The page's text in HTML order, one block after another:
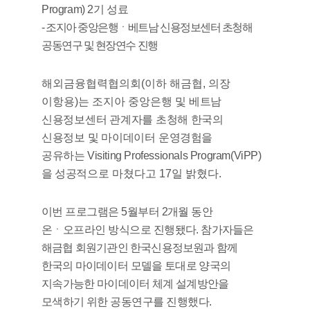
Program) 2기 성료
- 조지아 중앙은행ㆍ베트남 신용정보센터 초청해
공동연구 및 현장연수 진행
해외금융협력협의회 (이하 해금협, 의장
이항용)는 조지아 중앙은행 및 베트남
신용정보센터 관계자를 초청해 한국의
신용정보 및 마이데이 터 운영경험을
공유하는 Visiting Professionals Program(ViPP)
을 성공적으 로 마쳤다고 17일 밝혔다.
이번 프로그램은 5월부터 2개월 동안
온ㆍ오프라인 방식으로 진행됐다. 참가자들은
해금협 회원기관인 한국신용정보원과 함께
한국의 마이데이 터 모델을 토대로 양국의
지속가능한 마이데이터 체계 설계방안을
모색하기 위한 공동연구를 진행했다.